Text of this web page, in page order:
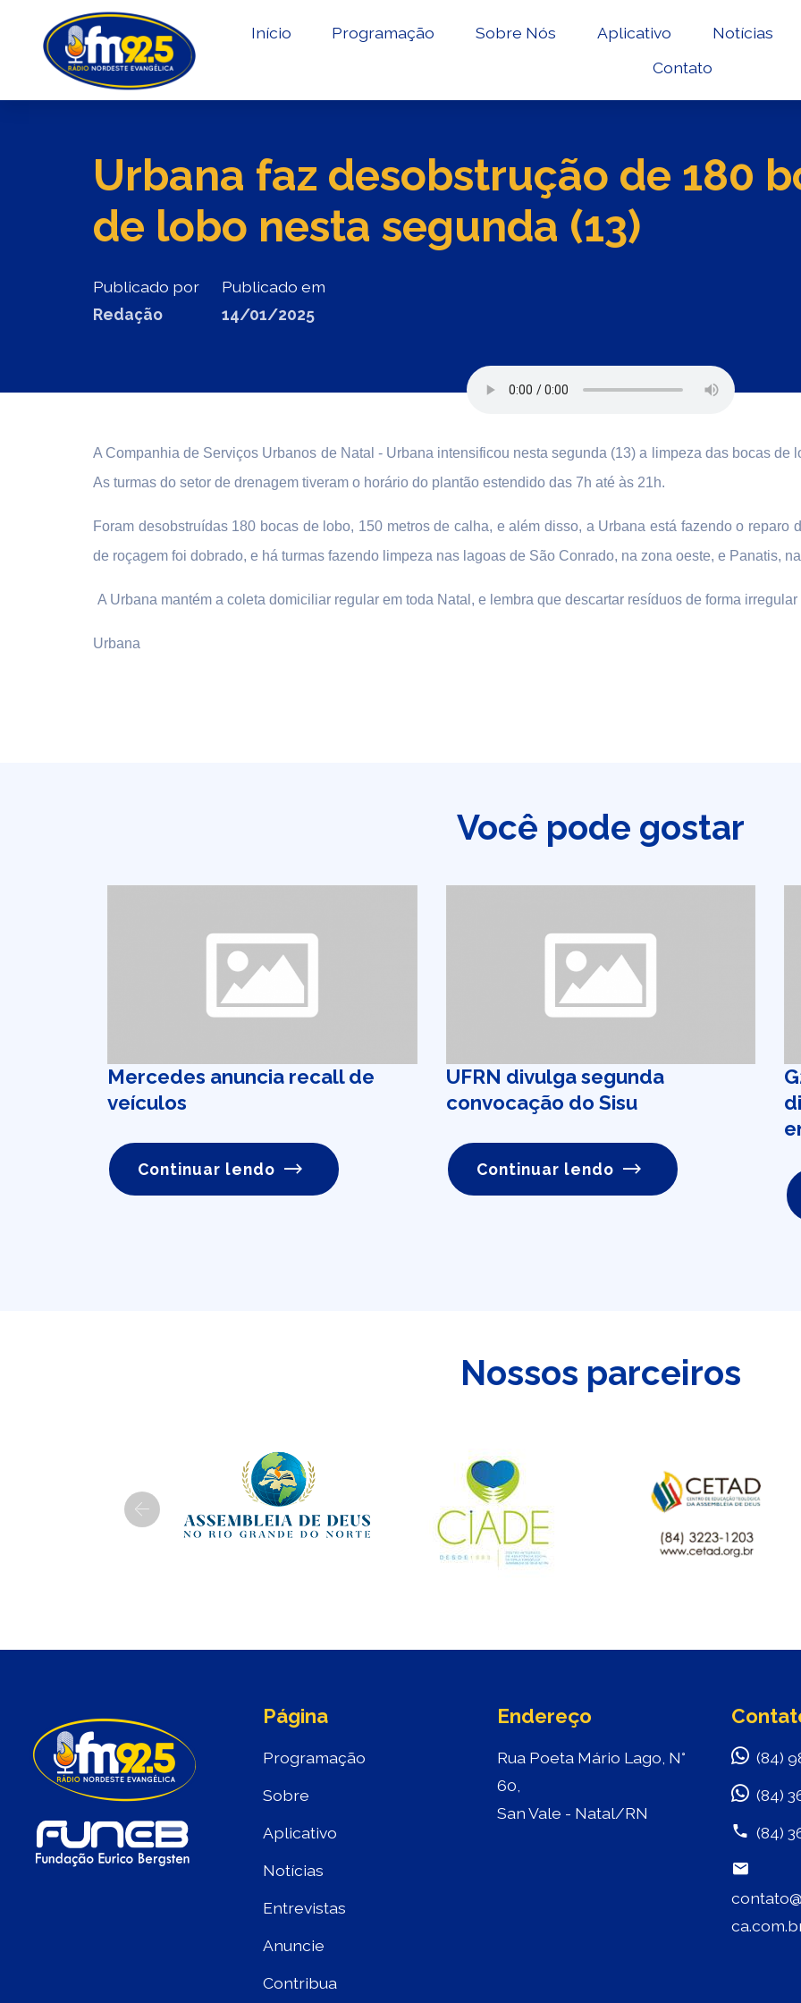
Início Programação Sobre Nós Aplicativo Notícias
Contato
Urbana faz desobstrução de 180
de lobo nesta segunda (13)
Publicado por
Redação
Publicado em
14/01/2025
A Companhia de Serviços Urbanos de Natal - Urbana intensificou nesta segunda (13) a limpeza das bocas de
As turmas do setor de drenagem tiveram o horário do plantão estendido das 7h até às 21h.
Foram desobstruídas 180 bocas de lobo, 150 metros de calha, e além disso, a Urbana está fazendo o reparo
de roçagem foi dobrado, e há turmas fazendo limpeza nas lagoas de São Conrado, na zona oeste, e Panatis,
A Urbana mantém a coleta domiciliar regular em toda Natal, e lembra que descartar resíduos de forma
Urbana
Você pode gostar
Mercedes anuncia recall de
veículos
Continuar lendo
UFRN divulga segunda
convocação do Sisu
Continuar lendo
Nossos parceiros
Previous
Página
Programação
Sobre
Aplicativo
Notícias
Entrevistas
Anuncie
Contribua
Endereço
Rua Poeta Mário Lago, N°
60,
San Vale - Natal/RN
(84)
(84)
(84)